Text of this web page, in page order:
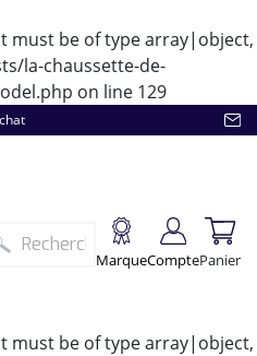
must be of type array|object,
la-chaussette-de-
on line 129
MarqueComptePanier
must be of type array|object,